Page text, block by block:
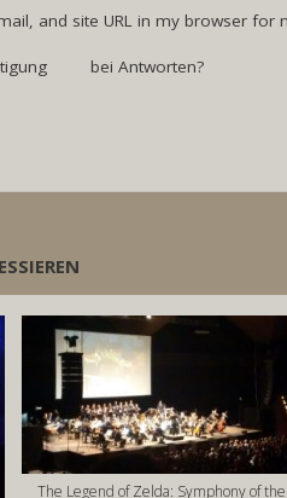
and site URL in my browser for
bei Antworten?
The Legend of Zelda: Symphony of the